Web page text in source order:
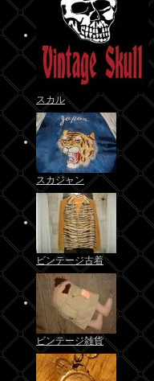
スカル
スカジャン
ビンテージ古着
ビンテージ雑貨